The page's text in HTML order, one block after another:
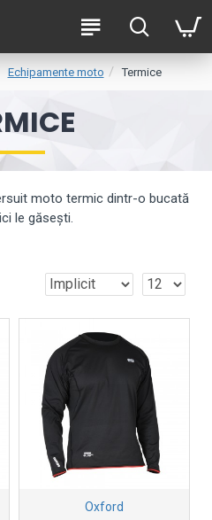
Echipamente moto Termice
moto termic dintr-o bucată
le găsești.
Oxford